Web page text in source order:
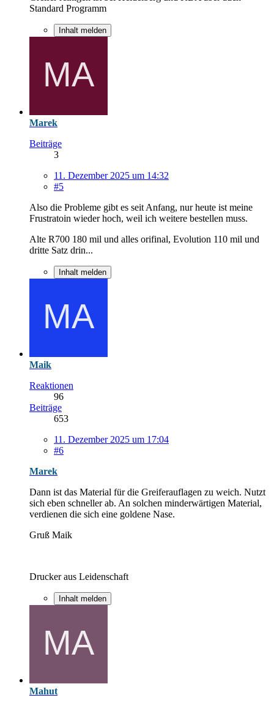
Standard Programm
Inhalt melden
Marek
Beiträge
3
11. Dezember 2025 um 14:32
#5
Also die Probleme gibt es seit Anfang, nur heute ist meine
Frustratoin wieder hoch, weil ich weitere bestellen muss.
Alte R700 180 mil und alles orifinal, Evolution 110 mil und
dritte Satz drin...
Inhalt melden
Maik
Reaktionen
96
Beiträge
653
11. Dezember 2025 um 17:04
#6
Marek
Dann ist das Material für die Greiferauflagen zu weich. Nutzt
sich eben schneller ab. An solchen minderwärtigen Material,
verdienen die sich eine goldene Nase.
Gruß Maik
Drucker aus Leidenschaft
Inhalt melden
Mahut